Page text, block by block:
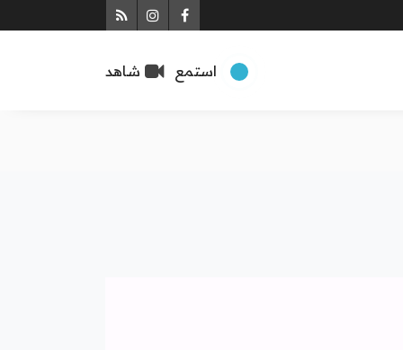
Facebook
Instagram
Rss
استمع شاهد